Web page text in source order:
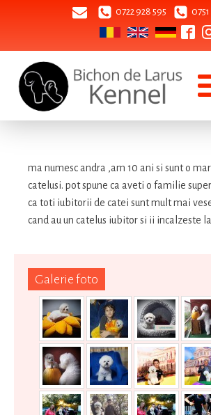
0722 928 595 0751
Galerie foto
ma numesc andra ,am 10 ani si sunt o
catelusi. pot spune ca aveti o familie
ca toti iubitorii de catei sunt mult mai
cand au un catelus iubitor si ii incalzeste